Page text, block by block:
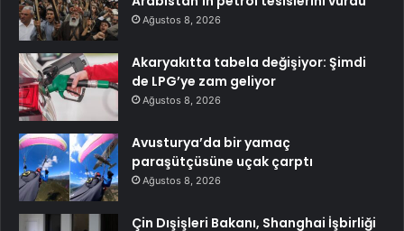
Ağustos 8, 2026
Akaryakıtta tabela değişiyor: Şimdi
de LPG’ye zam geliyor
Ağustos 8, 2026
Avusturya’da bir yamaç
paraşütçüsüne uçak çarptı
Ağustos 8, 2026
Çin Dışişleri Bakanı, Shanghai İşbirliği